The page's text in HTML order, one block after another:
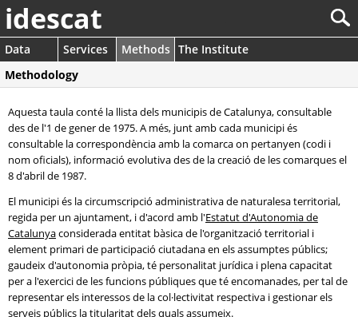
idescat
Data Services Methods The Institute
Methodology
Aquesta taula conté la llista dels municipis de Catalunya, consultable
des de l'1 de gener de 1975. A més, junt amb cada municipi és
consultable la correspondència amb la comarca on pertanyen (codi i
nom oficials), informació evolutiva des de la creació de les comarques el
8 d'abril de 1987.
El municipi és la circumscripció administrativa de naturalesa territorial,
regida per un ajuntament, i d'acord amb l'Estatut d'Autonomia de
Catalunyaconsiderada entitat bàsica de l'organització territorial i
element primari de participació ciutadana en els assumptes públics;
gaudeix d'autonomia pròpia, té personalitat jurídica i plena capacitat
per a l'exercici de les funcions públiques que té encomanades, per tal de
representar els interessos de la col·lectivitat respectiva i gestionar els
serveis públics la titularitat dels quals assumeix.